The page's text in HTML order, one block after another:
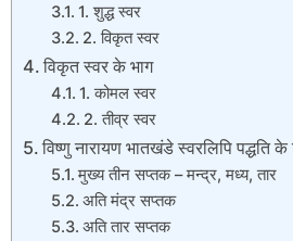
1. शुद्ध स्वर
2. विकृत स्वर
विकृत स्वर के भाग
1. कोमल स्वर
2. तीव्र स्वर
विष्णु नारायण भातखंडे स्वरलिपि पद्धति
मुख्य तीन सप्तक – मन्द्र, मध्य, तार
अति मंद्र सप्तक
अति तार सप्तक